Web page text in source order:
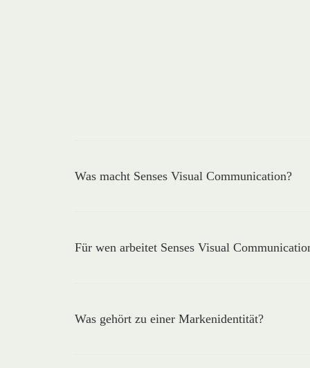
Was macht Senses Visual Communication?
Für wen arbeitet Senses Visual
Was gehört zu einer Markenidentität?